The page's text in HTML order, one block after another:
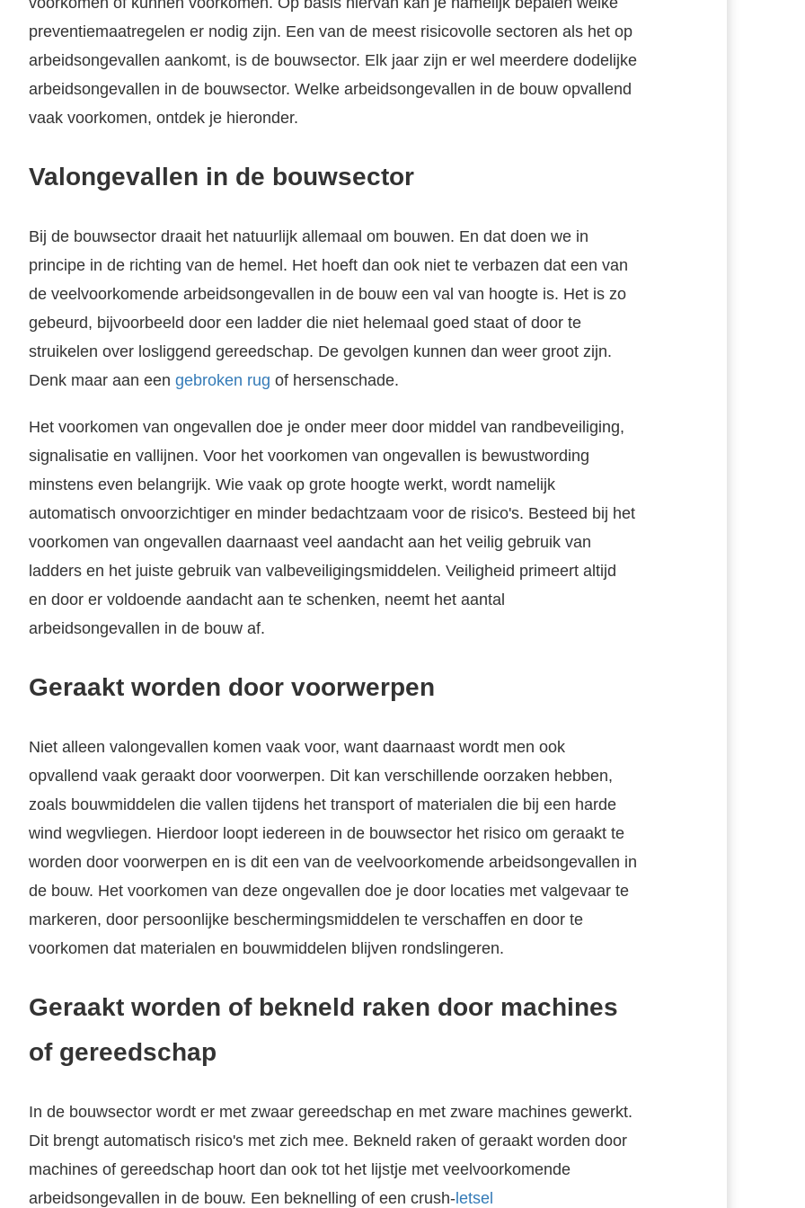
preventiemaatregelen er nodig zijn. Een van de meest risicovolle sectoren als het op
arbeidsongevallen aankomt, is de bouwsector. Elk jaar zijn er wel meerdere dodelijke
arbeidsongevallen in de bouwsector. Welke arbeidsongevallen in de bouw opvallend
vaak voorkomen, ontdek je hieronder.
Valongevallen in de bouwsector
Bij de bouwsector draait het natuurlijk allemaal om bouwen. En dat doen we in
principe in de richting van de hemel. Het hoeft dan ook niet te verbazen dat een van
de veelvoorkomende arbeidsongevallen in de bouw een val van hoogte is. Het is zo
gebeurd, bijvoorbeeld door een ladder die niet helemaal goed staat of door te
struikelen over losliggend gereedschap. De gevolgen kunnen dan weer groot zijn.
Denk maar aan een gebroken rug of hersenschade.
Het voorkomen van ongevallen doe je onder meer door middel van randbeveiliging,
signalisatie en vallijnen. Voor het voorkomen van ongevallen is bewustwording
minstens even belangrijk. Wie vaak op grote hoogte werkt, wordt namelijk
automatisch onvoorzichtiger en minder bedachtzaam voor de risico's. Besteed bij het
voorkomen van ongevallen daarnaast veel aandacht aan het veilig gebruik van
ladders en het juiste gebruik van valbeveiligingsmiddelen. Veiligheid primeert altijd
en door er voldoende aandacht aan te schenken, neemt het aantal
arbeidsongevallen in de bouw af.
Geraakt worden door voorwerpen
Niet alleen valongevallen komen vaak voor, want daarnaast wordt men ook
opvallend vaak geraakt door voorwerpen. Dit kan verschillende oorzaken hebben,
zoals bouwmiddelen die vallen tijdens het transport of materialen die bij een harde
wind wegvliegen. Hierdoor loopt iedereen in de bouwsector het risico om geraakt te
worden door voorwerpen en is dit een van de veelvoorkomende arbeidsongevallen in
de bouw. Het voorkomen van deze ongevallen doe je door locaties met valgevaar te
markeren, door persoonlijke beschermingsmiddelen te verschaffen en door te
voorkomen dat materialen en bouwmiddelen blijven rondslingeren.
Geraakt worden of bekneld raken door machines
of gereedschap
In de bouwsector wordt er met zwaar gereedschap en met zware machines gewerkt.
Dit brengt automatisch risico's met zich mee. Bekneld raken of geraakt worden door
machines of gereedschap hoort dan ook tot het lijstje met veelvoorkomende
arbeidsongevallen in de bouw. Een beknelling of een crush-letsel